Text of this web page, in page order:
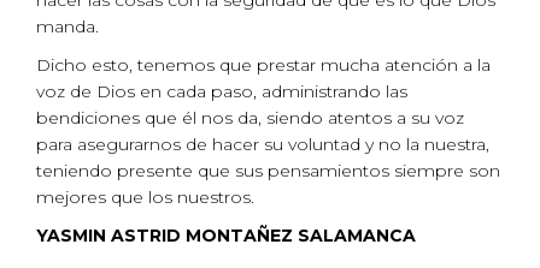
manda.
Dicho esto, tenemos que prestar mucha atención a la
voz de Dios en cada paso, administrando las
bendiciones que él nos da, siendo atentos a su voz
para asegurarnos de hacer su voluntad y no la nuestra,
teniendo presente que sus pensamientos siempre son
mejores que los nuestros.
YASMIN ASTRID MONTAÑEZ SALAMANCA